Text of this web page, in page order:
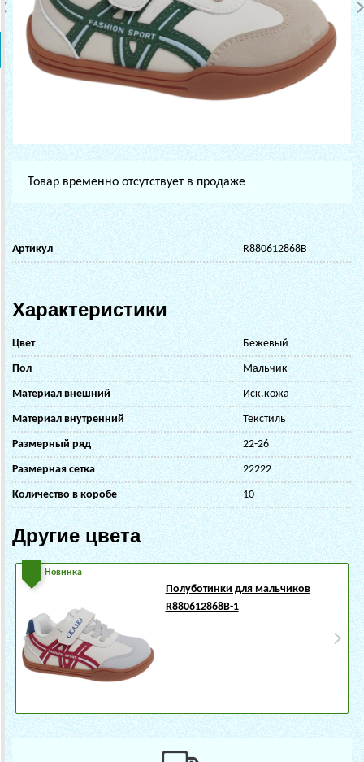
Товар временно отсутствует в продаже
Артикул R880612868B
Характеристики
Цвет Бежевый
Пол Мальчик
Материал внешний Иск.кожа
Материал внутренний Текстиль
Размерный ряд 22-26
Размерная сетка 22222
Количество в коробе 10
Другие цвета
Новинка
Полуботинки для мальчиков
R880612868B-1